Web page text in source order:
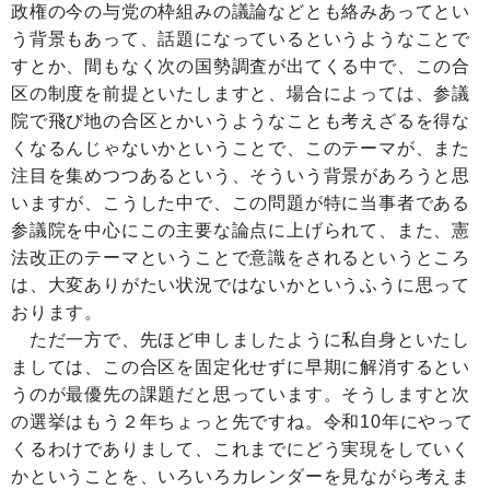
政権の今の与党の枠組みの議論などとも絡みあってとい
う背景もあって、話題になっているというようなことで
すとか、間もなく次の国勢調査が出てくる中で、この合
区の制度を前提といたしますと、場合によっては、参議
院で飛び地の合区とかいうようなことも考えざるを得な
くなるんじゃないかということで、このテーマが、また
注目を集めつつあるという、そういう背景があろうと思
いますが、こうした中で、この問題が特に当事者である
参議院を中心にこの主要な論点に上げられて、また、憲
法改正のテーマということで意識をされるというところ
は、大変ありがたい状況ではないかというふうに思って
おります。
ただ一方で、先ほど申しましたように私自身といたし
ましては、この合区を固定化せずに早期に解消するとい
うのが最優先の課題だと思っています。そうしますと次
の選挙はもう２年ちょっと先ですね。令和10年にやって
くるわけでありまして、これまでにどう実現をしていく
かということを、いろいろカレンダーを見ながら考えま